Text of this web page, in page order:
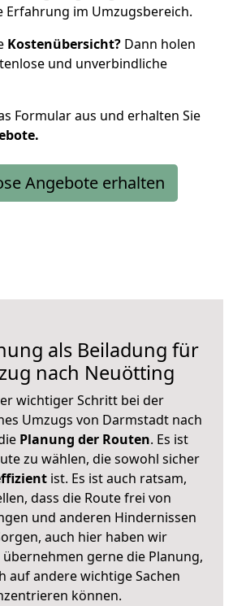
Erfahrung im Umzugsbereich.
Kostenübersicht? Dann holen
und unverbindliche
Formular aus und erhalten Sie
Angebote erhalten
als Beiladung für
nach Neuötting
wichtiger Schritt bei der
Umzugs von Darmstadt nach
Planung der Routen. Es ist
zu wählen, die sowohl sicher
ist. Es ist auch ratsam,
dass die Route frei von
und anderen Hindernissen
auch hier haben wir
gerne die Planung,
auf andere wichtige Sachen
können.